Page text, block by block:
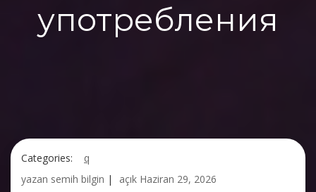
употребления
Categories:
q
yazan semih bilgin | açık Haziran 29, 2026